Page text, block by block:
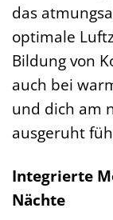
das
optimale
Bildung von
auch bei
und dich am
ausgeruht
Integrierte
Nächte